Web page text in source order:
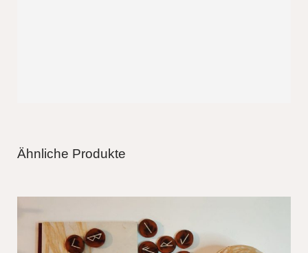
Ähnliche Produkte